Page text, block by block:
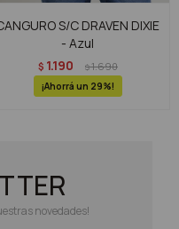
S/C DRAVEN DIXIE
- Azul
$ 1.190 $1.690
29
novedades!